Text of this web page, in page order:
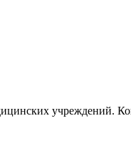
учреждений.